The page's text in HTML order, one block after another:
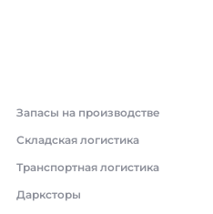
Запасы на производстве
Складская логистика
Транспортная логистика
Дарксторы